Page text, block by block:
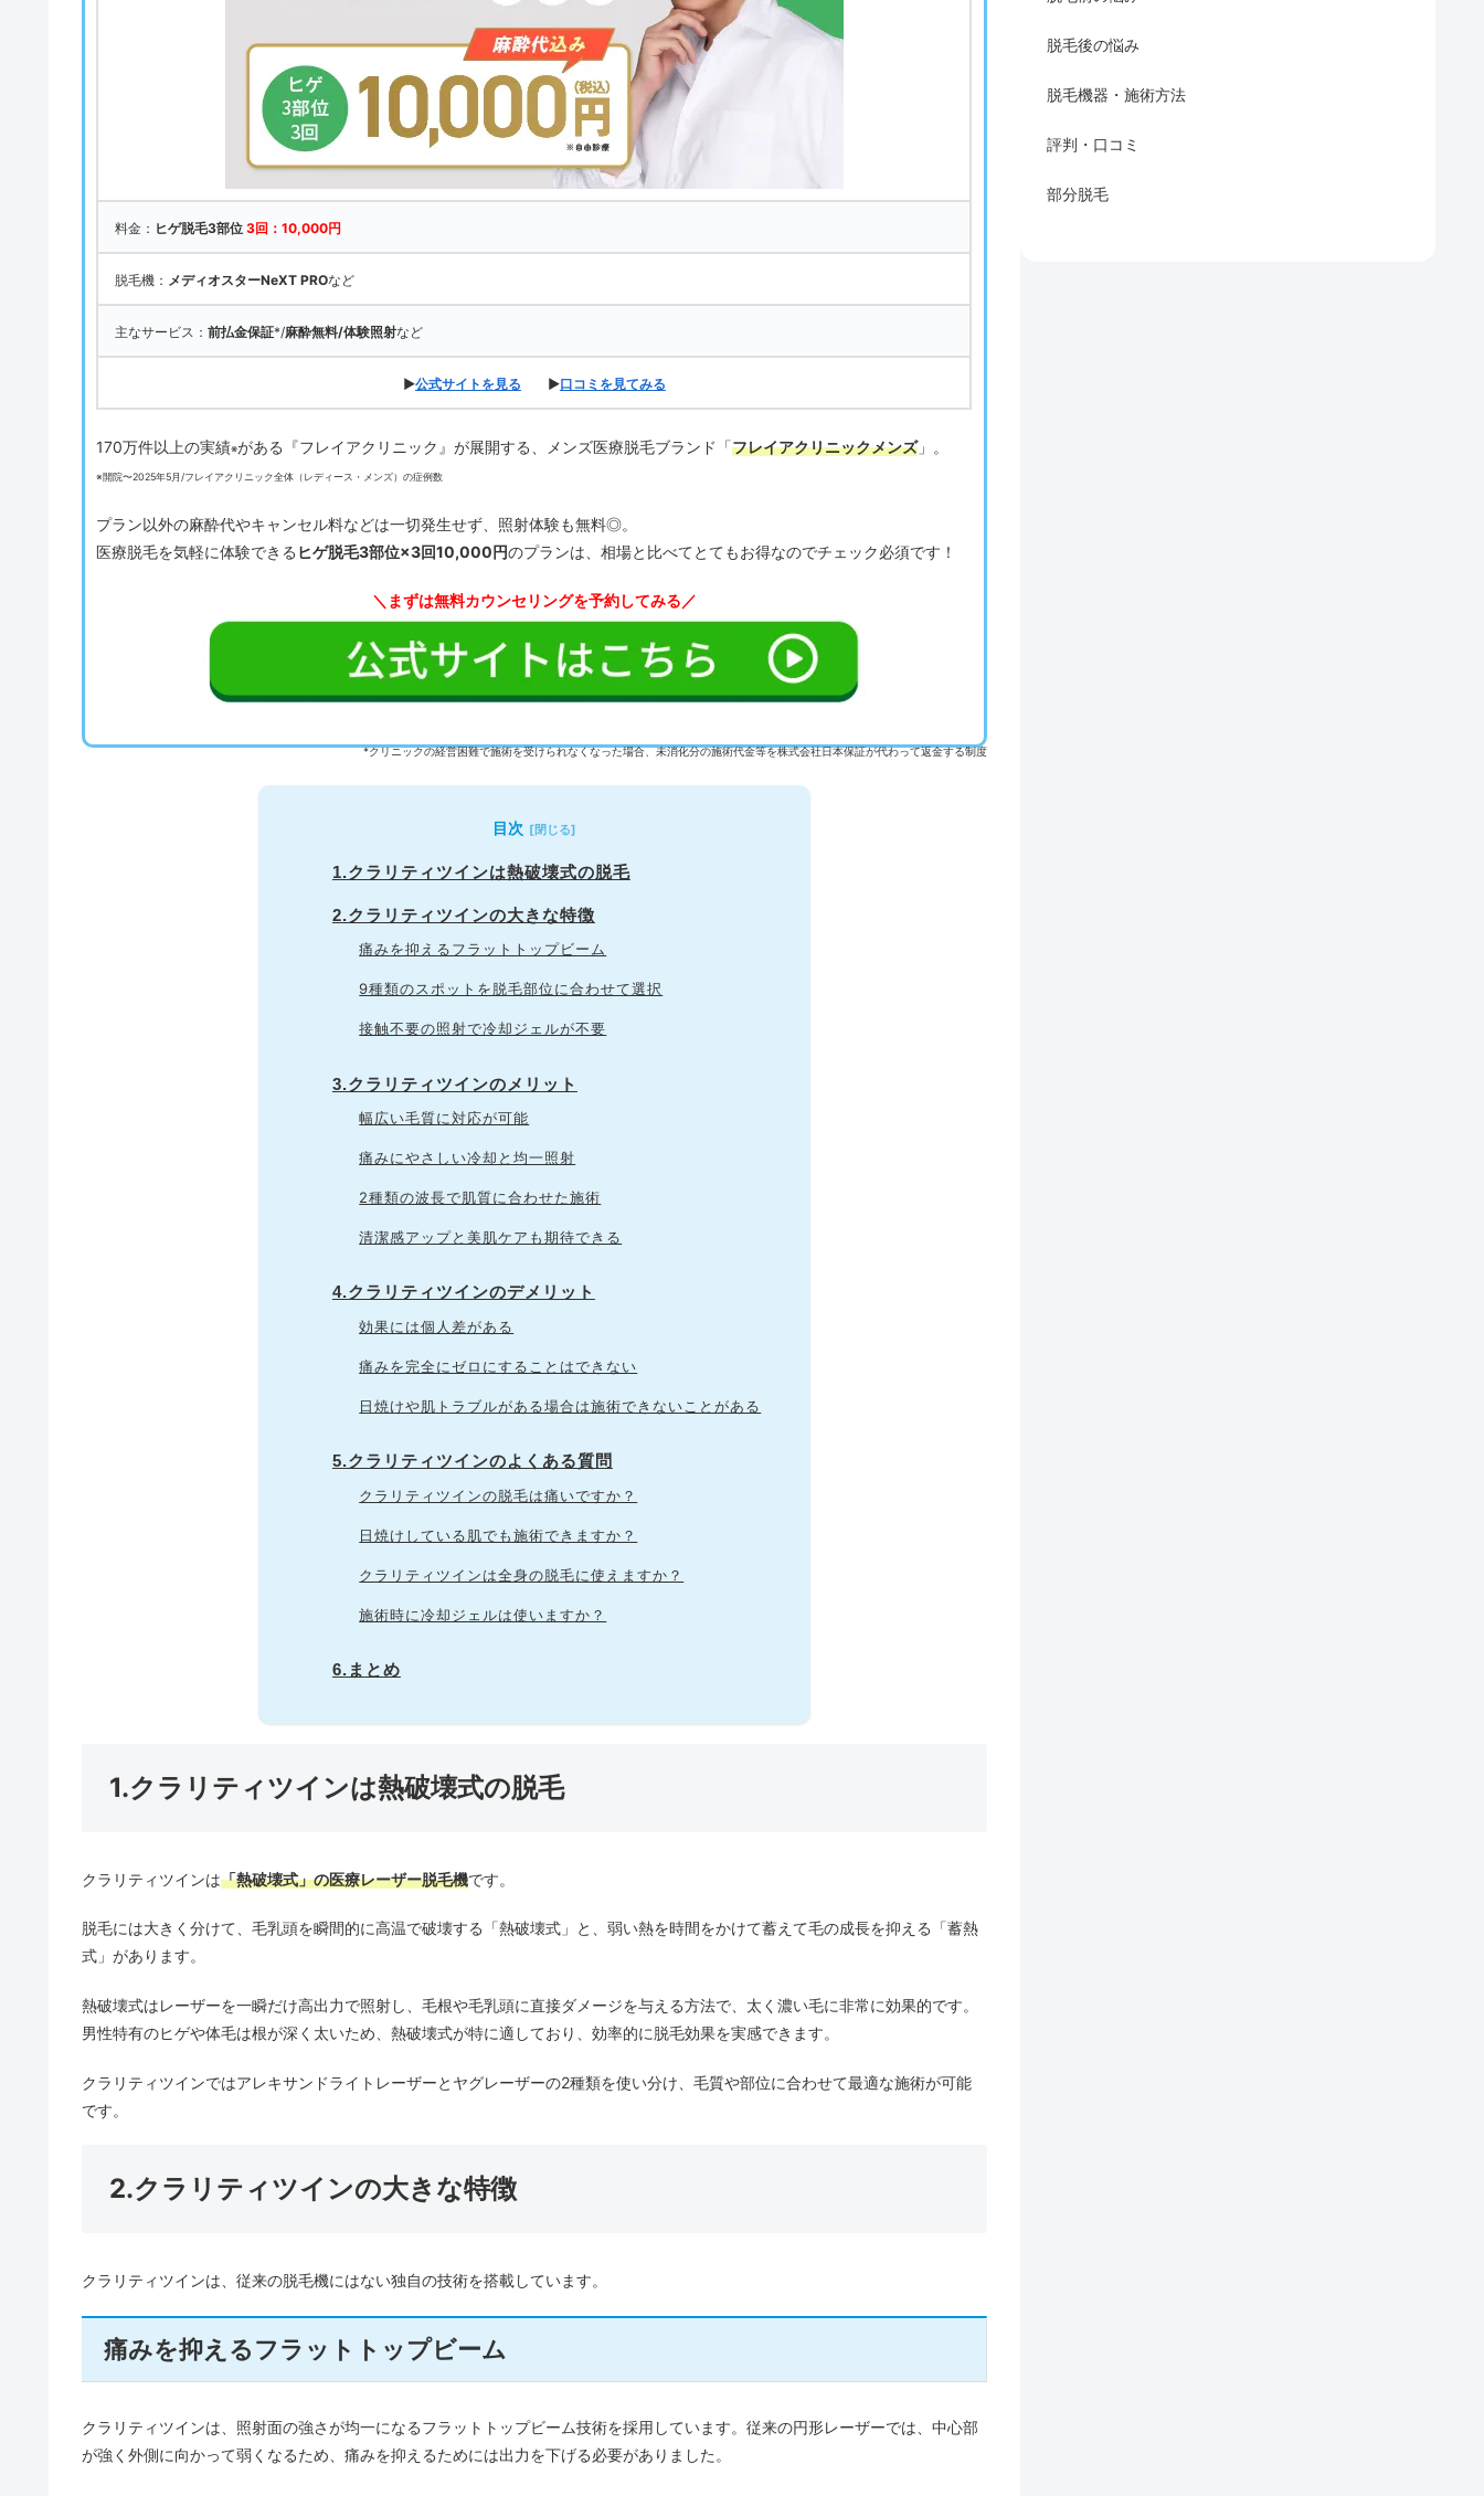
料金： ヒゲ脱毛3部位3回：10,000円
脱毛機： メディオスターNeXT PROなど
主なサービス：前払金保証*/麻酔無料/体験照射など
▶公式サイトを見る ▶口コミを見てみる
170万件以上の実績※がある『フレイアクリニック』が展開する、メンズ医療脱毛ブランド「フレイアクリニックメンズ」。
※開院〜2025年5月/フレイアクリニック全体（レディース・メンズ）の症例数
プラン以外の麻酔代やキャンセル料などは一切発生せず、照射体験も無料◎。
医療脱毛を気軽に体験できる ヒゲ脱毛3部位×3回10,000円のプランは、相場と比べてとてもお得なのでチェック必須です！
＼まずは無料カウンセリングを予約してみる／
*クリニックの経営困難で施術を受けられなくなった場合、未消化分の施術代金等を株式会社日本保証が代わって返金する制度
目次
1.クラリティツインは熱破壊式の脱毛
2.クラリティツインの大きな特徴
痛みを抑えるフラットトップビーム
9種類のスポットを脱毛部位に合わせて選択
接触不要の照射で冷却ジェルが不要
3.クラリティツインのメリット
幅広い毛質に対応が可能
痛みにやさしい冷却と均一照射
2種類の波長で肌質に合わせた施術
清潔感アップと美肌ケアも期待できる
4.クラリティツインのデメリット
効果には個人差がある
痛みを完全にゼロにすることはできない
日焼けや肌トラブルがある場合は施術できないことがある
5.クラリティツインのよくある質問
クラリティツインの脱毛は痛いですか？
日焼けしている肌でも施術できますか？
クラリティツインは全身の脱毛に使えますか？
施術時に冷却ジェルは使いますか？
6.まとめ
1.クラリティツインは熱破壊式の脱毛
クラリティツインは「熱破壊式」の医療レーザー脱毛機です。
脱毛には大きく分けて、毛乳頭を瞬間的に高温で破壊する「熱破壊式」と、弱い熱を時間をかけて蓄えて毛の成長を抑える「蓄熱
式」があります。
熱破壊式はレーザーを一瞬だけ高出力で照射し、毛根や毛乳頭に直接ダメージを与える方法で、太く濃い毛に非常に効果的です。
男性特有のヒゲや体毛は根が深く太いため、熱破壊式が特に適しており、効率的に脱毛効果を実感できます。
クラリティツインではアレキサンドライトレーザーとヤグレーザーの2種類を使い分け、毛質や部位に合わせて最適な施術が可能
です。
2.クラリティツインの大きな特徴
クラリティツインは、従来の脱毛機にはない独自の技術を搭載しています。
痛みを抑えるフラットトップビーム
クラリティツインは、照射面の強さが均一になるフラットトップビーム技術を採用しています。従来の円形レーザーでは、中心部
が強く外側に向かって弱くなるため、痛みを抑えるためには出力を下げる必要がありました。
脱毛後の悩み
脱毛機器・施術方法
評判・口コミ
部分脱毛